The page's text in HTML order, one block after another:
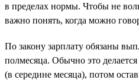
в пределах нормы. Чтобы не
важно понять, когда можно
По закону зарплату обязаны
полмесяца. Обычно это делается
(в середине месяца), потом